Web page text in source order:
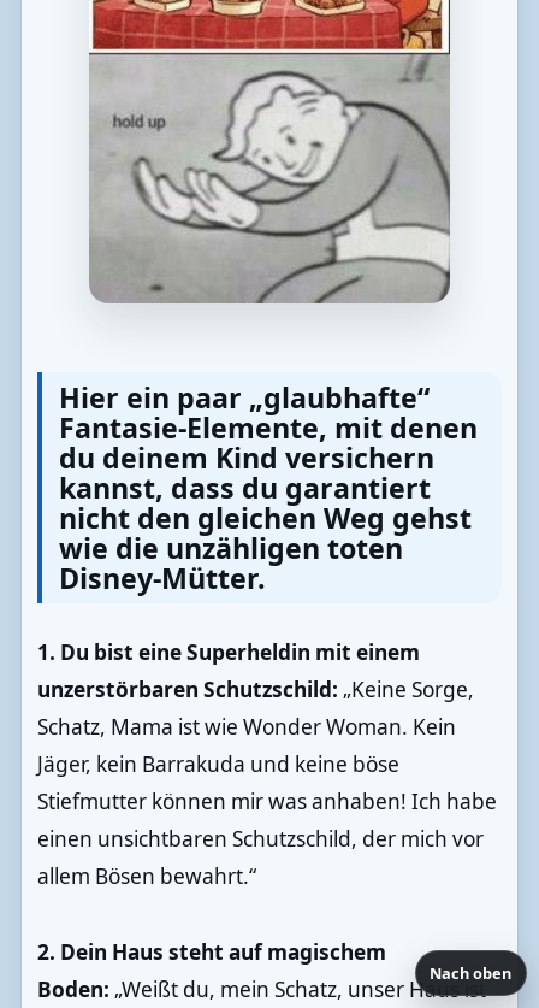
Hier ein paar „glaubhafte“
Fantasie-Elemente, mit denen
du deinem Kind versichern
kannst, dass du garantiert
nicht den gleichen Weg gehst
wie die unzähligen toten
Disney-Mütter.
1. Du bist eine Superheldin mit einem
unzerstörbaren Schutzschild: „Keine Sorge,
Schatz, Mama ist wie Wonder Woman. Kein
Jäger, kein Barrakuda und keine böse
Stiefmutter können mir was anhaben! Ich habe
einen unsichtbaren Schutzschild, der mich vor
allem Bösen bewahrt.“
2. Dein Haus steht auf magischem
Boden: „Weißt du, mein Schatz, unser Haus ist
Nach oben